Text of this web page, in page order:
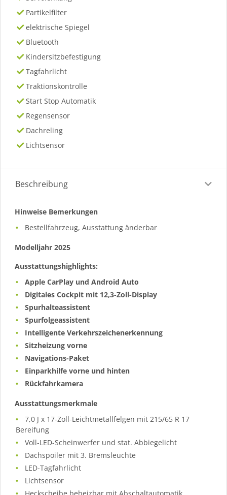
Partikelfilter
elektrische Spiegel
Bluetooth
Kindersitzbefestigung
Tagfahrlicht
Traktionskontrolle
Start Stop Automatik
Regensensor
Dachreling
Lichtsensor
Beschreibung
Hinweise Bemerkungen
Bestellfahrzeug, Ausstattung änderbar
Modelljahr 2025
Ausstattungshighlights:
Apple CarPlay und Android Auto
Digitales Cockpit mit 12,3-Zoll-Display
Spurhalteassistent
Spurfolgeassistent
Intelligente Verkehrszeichenerkennung
Sitzheizung vorne
Navigations-Paket
Einparkhilfe vorne und hinten
Rückfahrkamera
Ausstattungsmerkmale
7,0 J x 17-Zoll-Leichtmetallfelgen mit 215/65 R 17
Bereifung
Voll-LED-Scheinwerfer und stat. Abbiegelicht
Dachspoiler mit 3. Bremsleuchte
LED-Tagfahrlicht
Lichtsensor